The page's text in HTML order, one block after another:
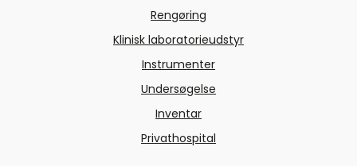
Rengøring
Klinisk laboratorieudstyr
Instrumenter
Undersøgelse
Inventar
Privathospital